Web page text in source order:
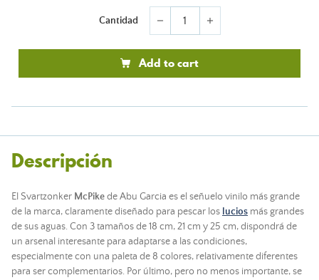
Cantidad remove add
Add to cart
Descripción
El Svartzonker McPikede Abu Garcia es el señuelo vinilo más grande
de la marca, claramente diseñado para pescar los lucios más grandes
de sus aguas. Con 3 tamaños de 18 cm, 21 cm y 25 cm, dispondrá de
un arsenal interesante para adaptarse a las condiciones,
especialmente con una paleta de 8 colores, relativamente diferentes
para ser complementarios. Por último, pero no menos importante, se